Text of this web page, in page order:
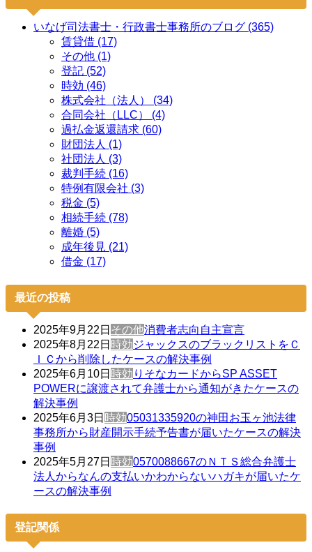
いなげ司法書士・行政書士事務所のブログ (365)
賃貸借 (17)
その他 (1)
登記 (52)
時効 (46)
株式会社（法人） (34)
合同会社（LLC） (4)
過払金返還請求 (60)
財団法人 (1)
社団法人 (3)
裁判手続 (16)
特例有限会社 (3)
税金 (5)
相続手続 (78)
離婚 (5)
成年後見 (21)
借金 (17)
最近の投稿
2025年9月22日 その他消費者志向自主宣言
2025年8月22日 時効ジャックスのブラックリストをＣ
ＩＣから削除したケースの解決事例
2025年6月10日 時効 りそなカードからSP ASSET
POWERに譲渡されて弁護士から通知がきたケースの
解決事例
2025年6月3日 時効05031335920の神田お玉ヶ池法律
事務所から財産開示手続予告書が届いたケースの解決
事例
2025年5月27日 時効0570088667のＮＴＳ総合弁護士
法人からなんの支払いかわからないハガキが届いたケ
ースの解決事例
登記関係